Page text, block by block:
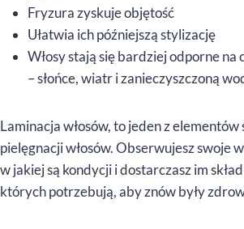
Fryzura zyskuje objętość
Ułatwia ich późniejszą stylizację
Włosy stają się bardziej odporne
– słońce, wiatr i zanieczyszczoną
Laminacja włosów, to jeden z
pielęgnacji włosów. Obserwujesz swoje
w jakiej są kondycji i dostarczasz im
których potrzebują, aby znów były